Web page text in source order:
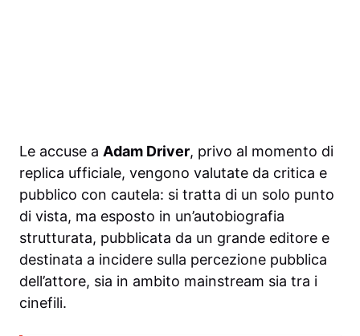
Le accuse a Adam Driver, privo al momento di
replica ufficiale, vengono valutate da critica e
pubblico con cautela: si tratta di un solo punto
di vista, ma esposto in un’autobiografia
strutturata, pubblicata da un grande editore e
destinata a incidere sulla percezione pubblica
dell’attore, sia in ambito mainstream sia tra i
cinefili.